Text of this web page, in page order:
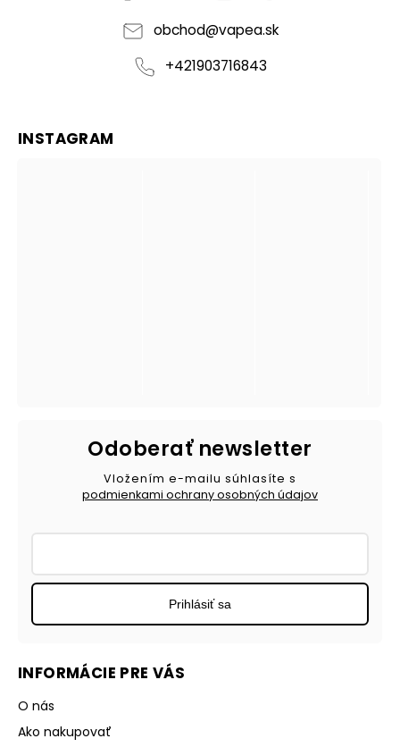
obchod@vapea.sk
+421903716843
INFORMÁCIE PRE VÁS
O nás
Ako nakupovať
INSTAGRAM
Odoberať newsletter
Vložením e-mailu súhlasíte s
podmienkami ochrany osobných údajov
Prihlásiť sa